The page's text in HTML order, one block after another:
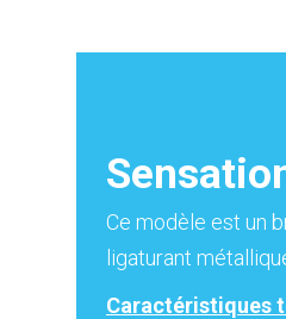
Ce modèle est un
ligaturant
Caractéristiques